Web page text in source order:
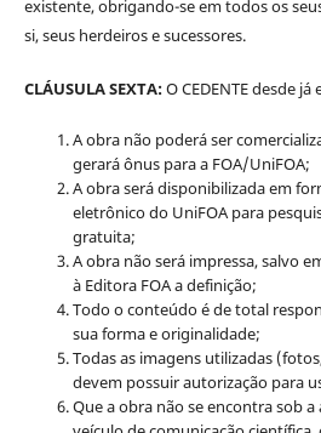
existente, obrigando-se em todos os
si, seus herdeiros e sucessores.
CLÁUSULA SEXTA:O CEDENTE desde
A obra não poderá ser
gerará ônus para a FOA/UniFOA;
A obra será disponibilizada em
eletrônico do UniFOA para
gratuita;
A obra não será impressa, salvo
à Editora FOA a definição;
Todo o conteúdo é de total
sua forma e originalidade;
Todas as imagens utilizadas
devem possuir autorização para
Que a obra não se encontra sob